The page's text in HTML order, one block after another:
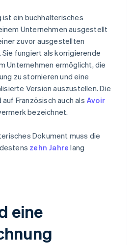
ist ein buchhalterisches
Unternehmen ausgestellt
zuvor ausgestellten
Sie fungiert als korrigierende
Unternehmen ermöglicht, die
zu stornieren und eine
Version auszustellen. Die
Französisch auch alsAvoir
bezeichnet.
Dokument muss die
zehn Jahre lang
eine